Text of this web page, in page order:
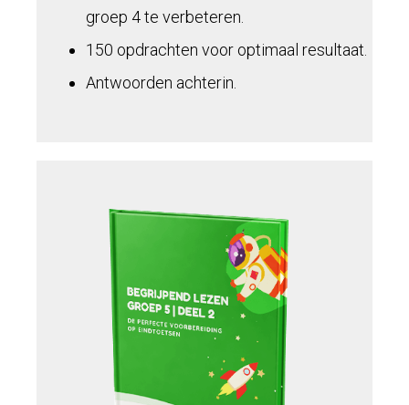
groep 4 te verbeteren.
150 opdrachten voor optimaal resultaat.
Antwoorden achterin.